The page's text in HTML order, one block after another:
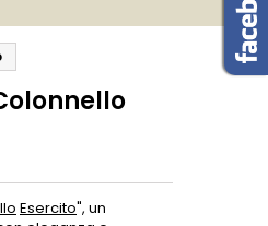
Esercito", un